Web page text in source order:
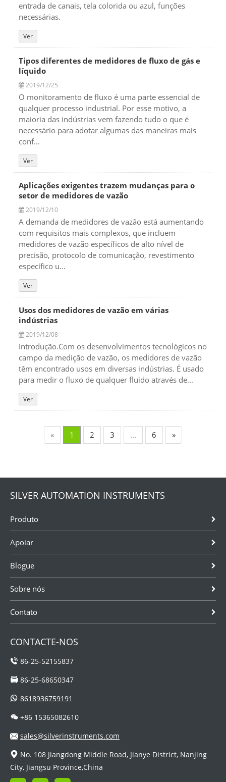
entrada de canais, tela colorida ou azul, funções
necessárias.
Ver
Tipos diferentes de medidores de fluxo de gás e
líquido
2019/12/25
O monitoramento de fluxo é uma parte essencial de
qualquer processo industrial. Por esse motivo, a
maioria das indústrias vem fazendo tudo o que é
necessário para adotar algumas das maneiras mais
conf...
Ver
Aplicações exigentes trazem mudanças para o
setor de medidores de vazão
2019/12/10
A demanda de medidores de vazão está aumentando
com requisitos mais complexos, que incluem
medidores de vazão específicos de alto nível de
precisão, protocolo de comunicação, revestimento
específico u...
Ver
Usos dos medidores de vazão em várias
indústrias
2019/12/08
Introdução.Com os desenvolvimentos tecnológicos no
campo da medição de vazão, os medidores de vazão
têm encontrado usos em diversas indústrias. É usado
para medir o fluxo de qualquer fluido através de...
Ver
« 1 2 3 ... 6 »
SILVER AUTOMATION INSTRUMENTS
Produto
Apoiar
Blogue
Sobre nós
Contato
CONTACTE-NOS
86-25-52155837
86-25-68650347
8618936759191
+86 15365082610
sales@silverinstruments.com
No. 108 Jiangdong Middle Road, Jianye District, Nanjing
City, Jiangsu Province,China